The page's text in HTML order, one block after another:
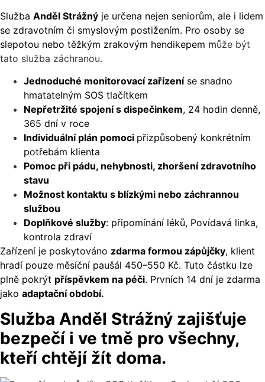
Služba Anděl Strážný je určena nejen seniorům, ale i lidem
se zdravotním či smyslovým postižením. Pro osoby se
slepotou nebo těžkým zrakovým hendikepem může být
tato služba záchranou.
Jednoduché monitorovací zařízeníse snadno
hmatatelným SOS tlačítkem
Nepřetržité spojení s dispečinkem, 24 hodin denně,
365 dní v roce
Individuální plán pomoci přizpůsobený konkrétním
potřebám klienta
Pomoc při pádu, nehybnosti, zhoršení zdravotního
stavu
Možnost kontaktu s blízkými nebo záchrannou
službou
Doplňkové služby: připomínání léků, Povídavá linka,
kontrola zdraví
Zařízení je poskytováno zdarma formou zápůjčky, klient
hradí pouze měsíční paušál 450–550 Kč. Tuto částku lze
plně pokrýt příspěvkem na péči. Prvních 14 dní je zdarma
jako adaptační období.
Služba Anděl Strážný zajišťuje
bezpečí i ve tmě pro všechny,
kteří chtějí žít doma.